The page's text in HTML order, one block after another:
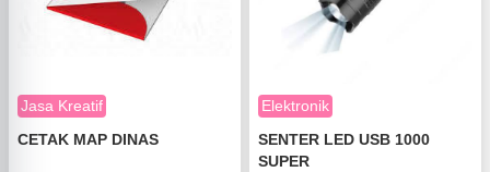
Jasa Kreatif
CETAK MAP DINAS
Elektronik
SENTER LED USB 1000
SUPER